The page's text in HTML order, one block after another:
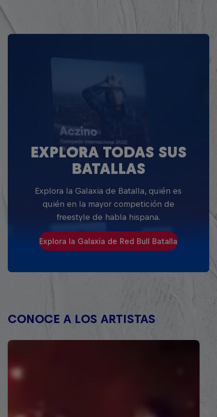
EXPLORA TODAS SUS
BATALLAS
Explora la Galaxia de Batalla, quién es
quién en la mayor competición de
freestyle de habla hispana.
Explora la Galaxia de Red Bull Batalla
CONOCE A LOS ARTISTAS